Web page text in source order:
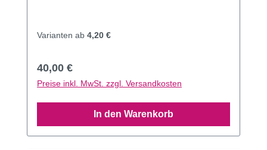
Varianten ab 4,20 €
Regulärer Preis:
40,00 €
Preise inkl. MwSt. zzgl. Versandkosten
In den Warenkorb